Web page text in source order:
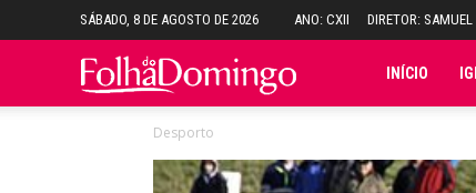
SÁBADO, 8 DE AGOSTO DE 2026 ANO: CXII DIRETOR:
Folha INÍCIO
Desporto